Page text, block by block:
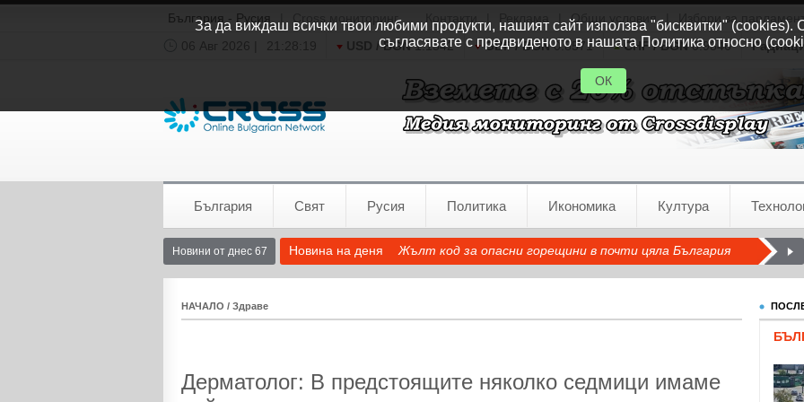
България - Русия Cross мониторинг Общи условия Избори за
06 Авг 2026 |
21:28:19 USD / BGN1.1542 GBP / BGN0.8571 CHF / BGN0.9346
България Свят Русия Политика Икономика Култура
Новини от днес 67 Новина на деня Жълт код за опасни горещини в почти цяла България
НАЧАЛО / Здраве
Дерматолог: В предстоящите няколко седмици имаме
За да виждаш всички твои любими продукти, нашият сайт използва "бисквитки" (cookies).
съгласявате с предвиденото в нашата Политика относно
ОК